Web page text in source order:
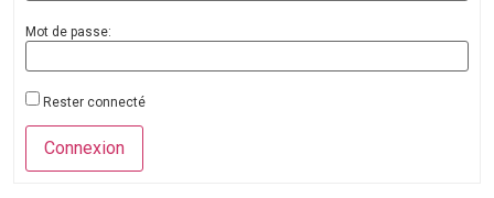
Mot de passe:
Rester connecté
Connexion